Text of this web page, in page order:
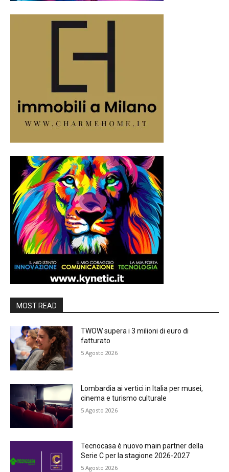
MOST READ
TWOW supera i 3 milioni di euro di
fatturato
5 Agosto 2026
Lombardia ai vertici in Italia per musei,
cinema e turismo culturale
5 Agosto 2026
Tecnocasa è nuovo main partner della
Serie C per la stagione 2026-2027
5 Agosto 2026